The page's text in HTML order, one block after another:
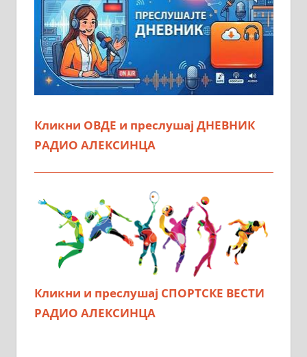
Кликни ОВДЕ и преслушај ДНЕВНИК
РАДИО АЛЕКСИНЦА
Кликни и преслушај СПОРТСКЕ ВЕСТИ
РАДИО АЛЕКСИНЦА